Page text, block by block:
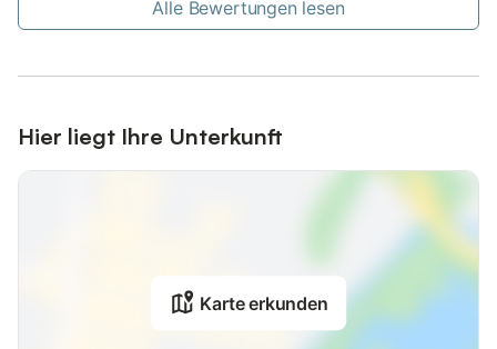
Alle Bewertungen lesen
Hier liegt Ihre Unterkunft
Karte erkunden